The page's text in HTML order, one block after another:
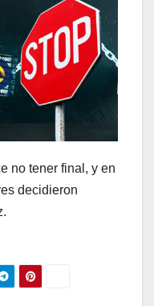
no tener final, y en
decidieron